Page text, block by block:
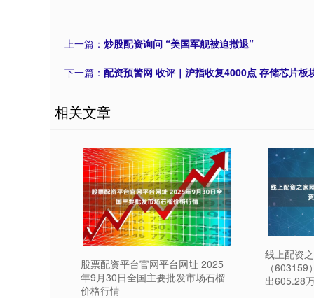
上一篇： 炒股配资询问 “美国军舰被迫撤退”
下一篇： 配资预警网 收评｜沪指收复4000点 存储芯片板
相关文章
股票配资平台官网平台网址 2025
年9月30日全国主要批发市场石榴
价格行情
线上配资
（
出605.28